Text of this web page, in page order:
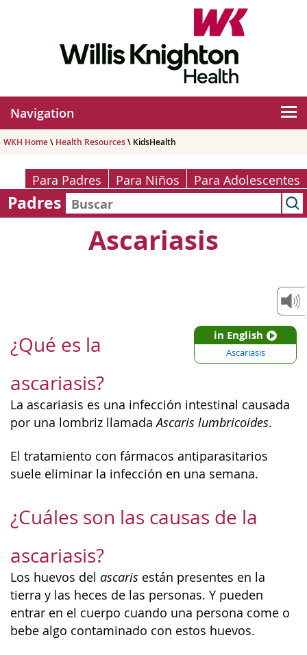
Navigation
WKH Home\ Health Resources\ KidsHealth
Para Padres Para Niños Para Adolescentes
Padres
Ascariasis
in English
Ascariasis
¿Qué es la
ascariasis?
La ascariasis es una infección intestinal causada
por una lombriz llamadaAscaris lumbricoides.
El tratamiento con fármacos antiparasitarios
suele eliminar la infección en una semana.
¿Cuáles son las causas de la
ascariasis?
Los huevos del ascaris están presentes en la
tierra y las heces de las personas. Y pueden
entrar en el cuerpo cuando una persona come o
bebe algo contaminado con estos huevos.